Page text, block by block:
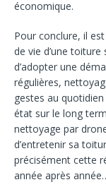
économique.
Pour conclure, il
de vie d’une
d’adopter une
régulières,
gestes au
état sur le long
nettoyage par
d’entretenir sa
précisément cette
année après